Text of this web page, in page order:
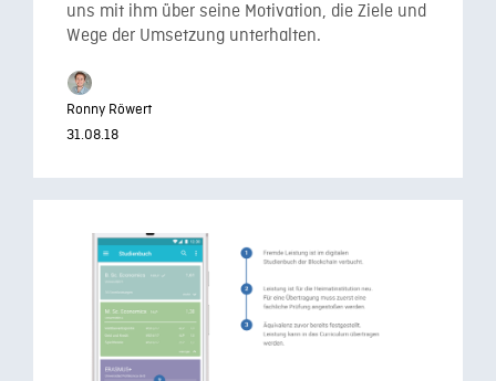
uns mit ihm über seine Motivation, die Ziele und
Wege der Umsetzung unterhalten.
Ronny Röwert
31.08.18